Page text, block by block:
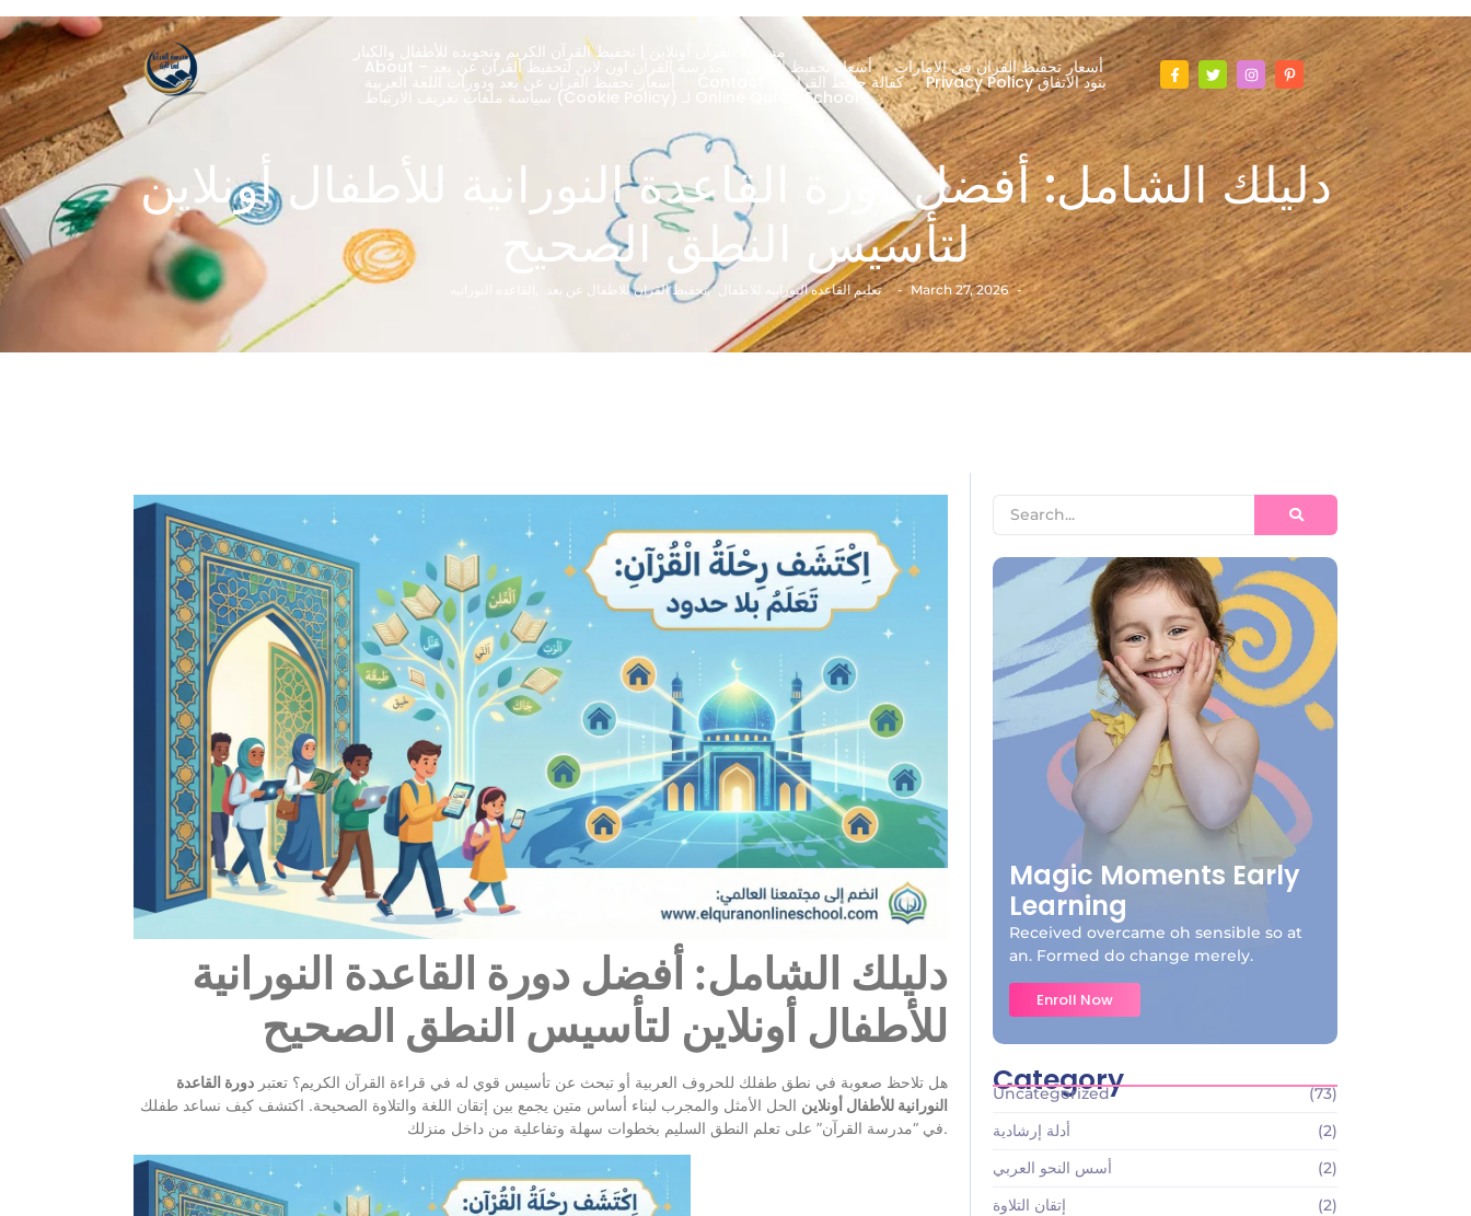
مدرسة القرآن أونلاين | تحفيظ القرآن الكريم وتجويده للأطفال والكبار
About – مدرسة القرآن اون لاين لتحفيظ القران عن بعد أسعار تحفيظ القران أسعار تحفيظ القران في الإمارات
أسعار تحفيظ القران عن بعد ودورات اللغة العربية كفالة حافظ القران Privacy Policy بنود الاتفاق
سياسة ملفات تعريف الارتباط (Cookie Policy) لـ Online Quran School
دليلك الشامل: أفضل دورة القاعدة النورانية للأطفال أونلاين
لتأسيس النطق الصحيح
تحفيظ القران للاطفال عن بعد, تعليم القاعده النورانيه للاطفال - March 27, 2026 -
دليلك الشامل: أفضل دورة القاعدة النورانية
للأطفال أونلاين لتأسيس النطق الصحيح
هل تلاحظ صعوبة في نطق طفلك للحروف العربية أو تبحث عن تأسيس قوي له في قراءة القرآن الكريم؟ تعتبردورة القاعدة
النورانية للأطفال أونلاين الحل الأمثل والمجرب لبناء أساس متين يجمع بين إتقان اللغة والتلاوة الصحيحة. اكتشف كيف نساعد طفلك
في “مدرسة القرآن” على تعلم النطق السليم بخطوات سهلة وتفاعلية من داخل منزلك.
Magic Moments Early
Learning
Received overcame oh sensible so at
an. Formed do change merely.
Enroll Now
Category
Uncategorized
(73)
أدلة إرشادية
(2)
أسس النحو العربي
(2)
إتقان التلاوة
(2)